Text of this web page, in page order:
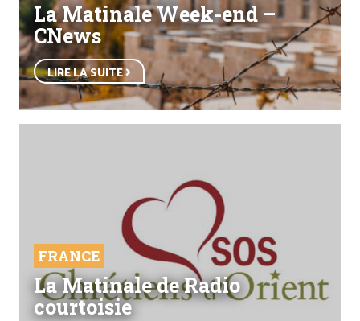
La Matinale Week-end –
CNews
LIRE LA SUITE
FRANCE
La Matinale de Radio
courtoisie